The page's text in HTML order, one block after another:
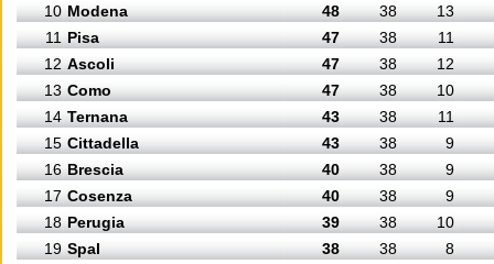
10 Modena 48 38
13
11 Pisa 47 38
11
12 Ascoli 47 38
12
13 Como 47 38
10
14 Ternana 43 38
11
15 Cittadella 43 38
9
16 Brescia 40 38
9
17 Cosenza 40 38
9
18 Perugia 39 38
10
19 Spal 38 38
8